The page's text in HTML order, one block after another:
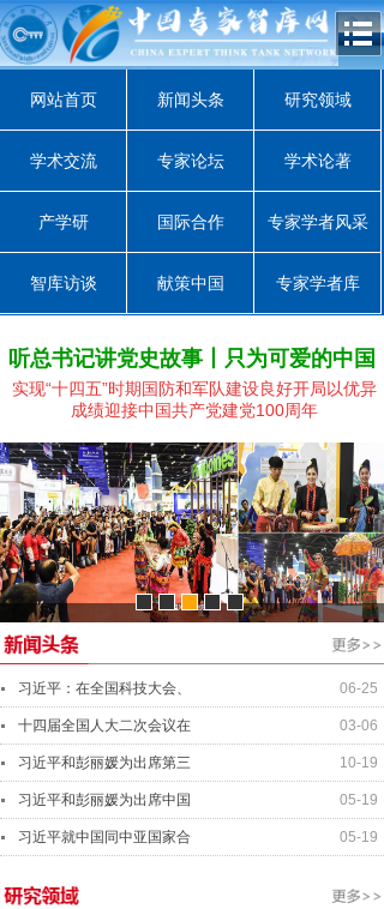
网站首页 新闻头条 研究领域
学术交流 专家论坛 学术论著
产学研 国际合作 专家学者风采
智库访谈 献策中国 专家学者库
听总书记讲党史故事丨只为可爱的中国
实现“十四五”时期国防和军队建设良好开局以优异
成绩迎接中国共产党建党100周年
资产管理经理 总会计师
06-25
习近平：在全国科技大会、
03-06
十四届全国人大二次会议在
10-19
习近平和彭丽媛为出席第三
05-19
习近平和彭丽媛为出席中国
05-19
习近平就中国同中亚国家合